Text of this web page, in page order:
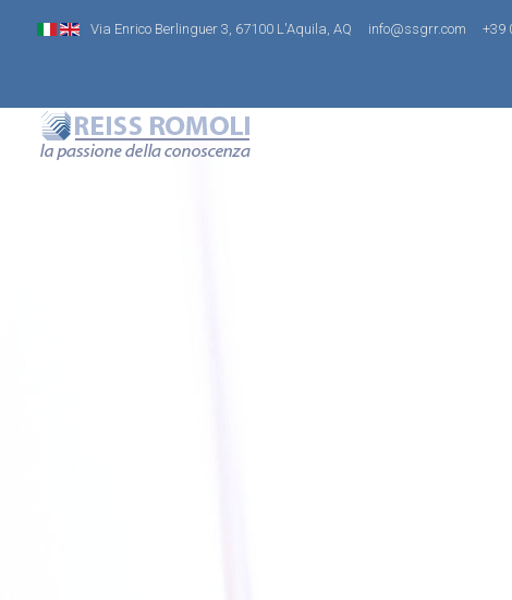
Via Enrico Berlinguer 3, 67100 L'Aquila, AQ info@ssgrr.com +39